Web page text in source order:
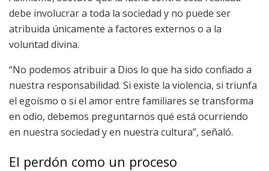
debe involucrar a toda la sociedad y no puede ser
atribuida únicamente a factores externos o a la
voluntad divina.
“No podemos atribuir a Dios lo que ha sido confiado a
nuestra responsabilidad. Si existe la violencia, si triunfa
el egoísmo o si el amor entre familiares se transforma
en odio, debemos preguntarnos qué está ocurriendo
en nuestra sociedad y en nuestra cultura”, señaló.
El perdón como un proceso